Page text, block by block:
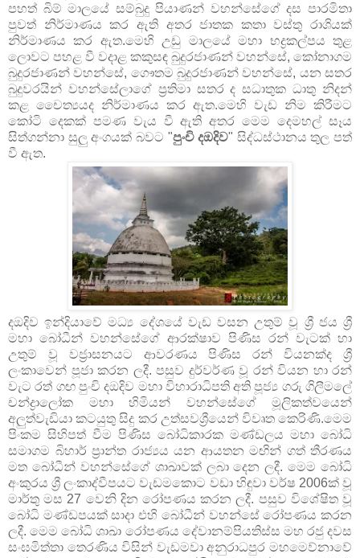
පහත් බිම් මාලයේ සම්බුදු පියාණන් වහන්සේගේ දස පාරමිතා
පුවත් නිර්මාණය කර ඇති අතර ජාතක කතා වස්තු රාශියක්
නිර්මාණය කර ඇත.මෙහි උඩු මාලයේ මහා භද්‍රකල්පය තුළ
ලොවට පහළ වී වදාළ කකුසඳ බුදුරජාණන් වහන්සේ, කෝනාගම
බුදුරජාණන් වහන්සේ, ගෞතම බුදුරජාණන් වහන්සේ, යන සතර
බුදුවරයින් වහන්සේලාගේ ප්‍රතිමා සතර ද සධාතුක ධාතු නිදන්
කළ චෛත්‍යයද නිර්මාණය කර ඇත.මෙහි වැඩ නිම කිරීමට
කෝටි දෙකක් පමණ වැය වී ඇති අතර මෙම දෙමහල් සෑය
සිත්ගන්නා සුලු අංගයක් බවට "පුංචි දඔදිව" සිද්ධස්ථානය තුල පත්
වී ඇත.
දඔදිව ඉන්දියාවේ මධ්‍ය දේශයේ වැඩ වසන උතුම් වූ ශ්‍රී ජය ශ්‍රී
මහා බෝධීන් වහන්සේගේ ආරක්ෂාව පිණිස රන් වැටක් හා
උතුම් වූ වජ්‍රාසනයට ආවරණය පිණිස රන් වියනක්ද ශ්‍රී
ලංකාවෙන් පූජා කරන ලදී. පසුව දුර්වර්ණ වූ රන් වියන හා රන්
වැට රත් ගඟ පුංචි දඔදිව මහා විහාරාධිපති අති පූජ්‍ය ගරු ගිලීමලේ
චන්ද්‍රාලෝක මහා හිමියන් වහන්සේගේ මූලිකත්වයෙන්
අලුත්වැඩියා කටයුතු සිදු කර උත්සවශ්‍රීයෙන් විවෘත කෙරිණි.මෙම
පිංකම සිහිපත් වීම පිණිස බෝධිකාරක මණ්ඩලය මහා බෝධි
සමාගම බිහාර් ප්‍රාන්ත රාජ්‍යය යන ආයතන මඟින් ගත් තීරණය
මත බෝධීන් වහන්සේගේ ශාඛාවක් ලබා දෙන ලදී. මෙම බෝධි
අංකුරය ශ්‍රී ලංකාද්වීපයට වැඩමකොට වඩා හිඳුවා වර්ෂ 2006ක් වූ
මාර්තු මස 27 වෙනි දින රෝපණය කරන ලදී. පසුව විශේෂිත වූ
බෝධි මණ්ඩපයක් සාදා එහි බෝධීන් වහන්සේ රෝපණය කරන
ලදී. මෙම බෝධි ශාඛා රෝපණය දේවානම්පියතිස්ස මහ රජු දවස
සංඝමිත්තා තෙරණිය විසින් වැඩමවා අනුරාධපුර මහමෙව්නාවේ